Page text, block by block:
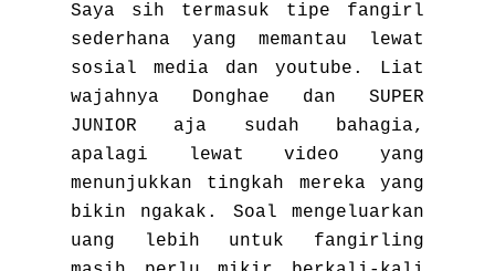
Saya sih termasuk tipe fangirl
sederhana yang memantau lewat
sosial media dan youtube. Liat
wajahnya Donghae dan SUPER
JUNIOR aja sudah bahagia,
apalagi lewat video yang
menunjukkan tingkah mereka yang
bikin ngakak. Soal mengeluarkan
uang lebih untuk fangirling